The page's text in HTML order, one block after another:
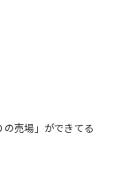
売場」ができてる